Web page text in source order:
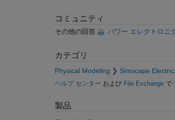
コミュニティ
その他の回答 パワー エレクトロニ
カテゴリ
Physical Modeling Simscape
ヘルプ センター および File Exchangeで
製品